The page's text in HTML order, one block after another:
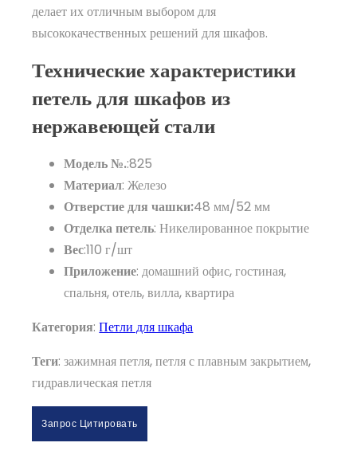
делает их отличным выбором для
высококачественных решений для шкафов.
Технические характеристики
петель для шкафов из
нержавеющей стали
Модель №.:825
Материал: Железо
Отверстие для чашки:48 мм/52 мм
Отделка петель: Никелированное покрытие
Вес:110 г/шт
Приложение: домашний офис, гостиная,
спальня, отель, вилла, квартира
Категория:Петли для шкафа
Теги: зажимная петля, петля с плавным закрытием,
гидравлическая петля
Запрос Цитировать